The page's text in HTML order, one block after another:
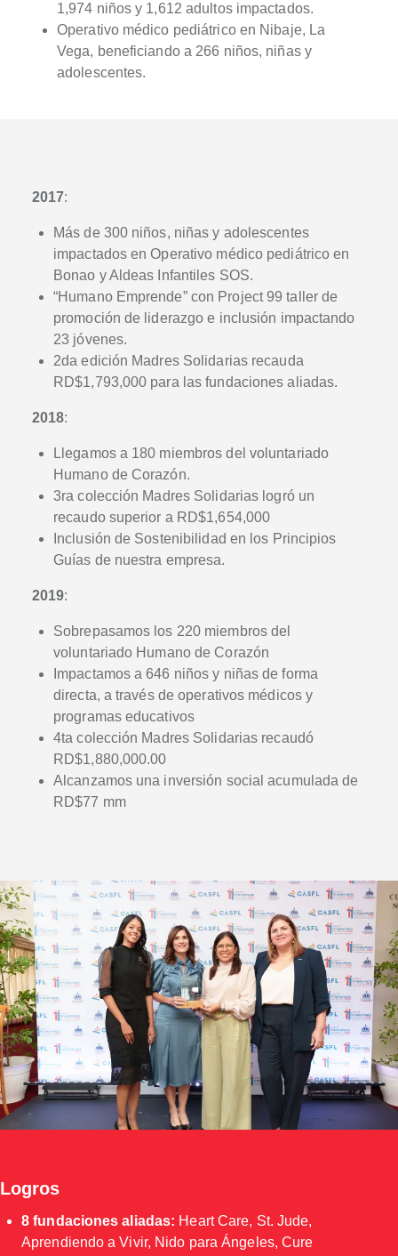
1,974 niños y 1,612 adultos impactados.
Operativo médico pediátrico en Nibaje, La
Vega, beneficiando a 266 niños, niñas y
adolescentes.
2017:
Más de 300 niños, niñas y adolescentes
impactados en Operativo médico pediátrico en
Bonao y Aldeas Infantiles SOS.
“Humano Emprende” con Project 99 taller de
promoción de liderazgo e inclusión impactando
23 jóvenes.
2da edición Madres Solidarias recauda
RD$1,793,000 para las fundaciones aliadas.
2018:
Llegamos a 180 miembros del voluntariado
Humano de Corazón.
3ra colección Madres Solidarias logró un
recaudo superior a RD$1,654,000
Inclusión de Sostenibilidad en los Principios
Guías de nuestra empresa.
2019:
Sobrepasamos los 220 miembros del
voluntariado Humano de Corazón
Impactamos a 646 niños y niñas de forma
directa, a través de operativos médicos y
programas educativos
4ta colección Madres Solidarias recaudó
RD$1,880,000.00
Alcanzamos una inversión social acumulada de
RD$77 mm
Logros
8 fundaciones aliadas: Heart Care, St. Jude,
Aprendiendo a Vivir, Nido para Ángeles, Cure